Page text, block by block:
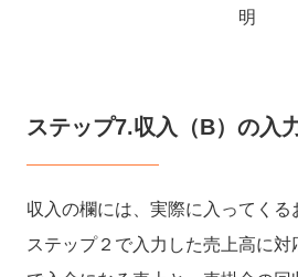
ステップ7.収入（B）の入
収入の欄には、実際に入ってくる
ステップ２で入力した売上高に